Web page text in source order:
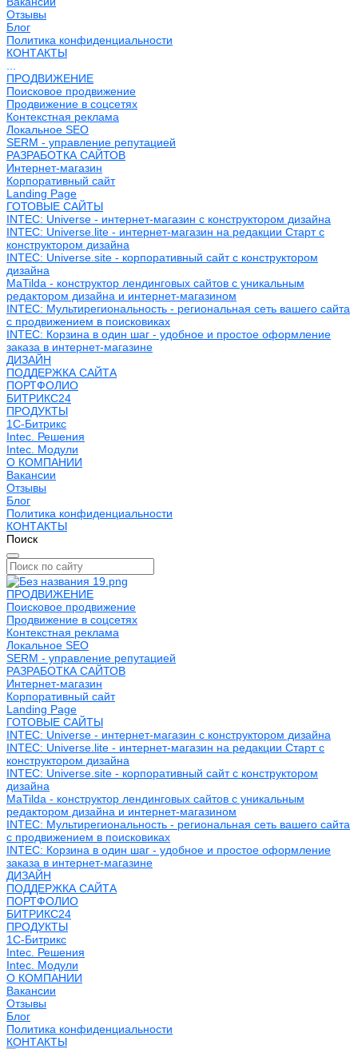
Отзывы
Блог
Политика конфиденциальности
КОНТАКТЫ
ПРОДВИЖЕНИЕ
Поисковое продвижение
Продвижение в соцсетях
Контекстная реклама
Локальное SEO
SERM - управление репутацией
РАЗРАБОТКА САЙТОВ
Интернет-магазин
Корпоративный сайт
Landing Page
ГОТОВЫЕ САЙТЫ
INTEC: Universe - интернет-магазин с конструктором дизайна
INTEC: Universe.lite - интернет-магазин на редакции Старт с
конструктором дизайна
INTEC: Universe.site - корпоративный сайт с конструктором
дизайна
MaTilda - конструктор лендинговых сайтов с уникальным
редактором дизайна и интернет-магазином
INTEC: Мультирегиональность - региональная сеть вашего сайта
с продвижением в поисковиках
INTEC: Корзина в один шаг - удобное и простое оформление
заказа в интернет-магазине
ДИЗАЙН
ПОДДЕРЖКА САЙТА
ПОРТФОЛИО
БИТРИКС24
ПРОДУКТЫ
1С-Битрикс
Intec. Решения
Intec. Модули
О КОМПАНИИ
Вакансии
Отзывы
Блог
Политика конфиденциальности
КОНТАКТЫ
Поиск
ПРОДВИЖЕНИЕ
Поисковое продвижение
Продвижение в соцсетях
Контекстная реклама
Локальное SEO
SERM - управление репутацией
РАЗРАБОТКА САЙТОВ
Интернет-магазин
Корпоративный сайт
Landing Page
ГОТОВЫЕ САЙТЫ
INTEC: Universe - интернет-магазин с конструктором дизайна
INTEC: Universe.lite - интернет-магазин на редакции Старт с
конструктором дизайна
INTEC: Universe.site - корпоративный сайт с конструктором
дизайна
MaTilda - конструктор лендинговых сайтов с уникальным
редактором дизайна и интернет-магазином
INTEC: Мультирегиональность - региональная сеть вашего сайта
с продвижением в поисковиках
INTEC: Корзина в один шаг - удобное и простое оформление
заказа в интернет-магазине
ДИЗАЙН
ПОДДЕРЖКА САЙТА
ПОРТФОЛИО
БИТРИКС24
ПРОДУКТЫ
1С-Битрикс
Intec. Решения
Intec. Модули
О КОМПАНИИ
Вакансии
Отзывы
Блог
Политика конфиденциальности
КОНТАКТЫ